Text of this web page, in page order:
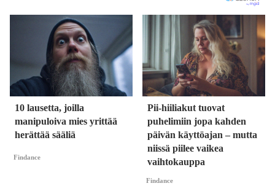
10 lausetta, joilla
manipuloiva mies yrittää
herättää sääliä
Findance
Pii-hiiliakut tuovat
puhelimiin jopa kahden
päivän käyttöajan – mutta
niissä piilee vaikea
vaihtokauppa
Findance